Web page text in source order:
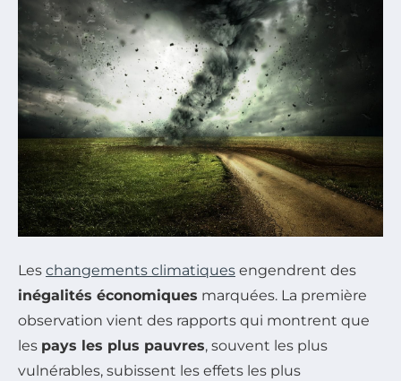
Les changements climatiques engendrent des
inégalités économiques marquées. La première
observation vient des rapports qui montrent que
les pays les plus pauvres, souvent les plus
vulnérables, subissent les effets les plus